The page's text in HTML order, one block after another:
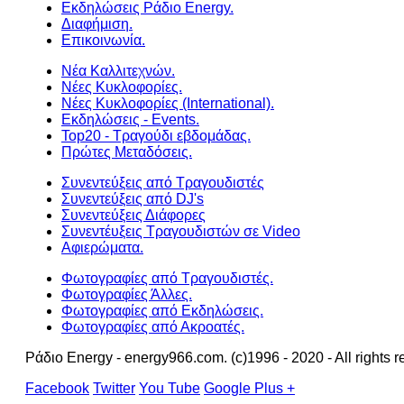
Εκδηλώσεις Ράδιο Energy.
Διαφήμιση.
Επικοινωνία.
Νέα Καλλιτεχνών.
Νέες Κυκλοφορίες.
Νέες Κυκλοφορίες (International).
Εκδηλώσεις - Events.
Top20 - Τραγούδι εβδομάδας.
Πρώτες Μεταδόσεις.
Συνεντεύξεις από Τραγουδιστές
Συνεντεύξεις από DJ's
Συνεντεύξεις Διάφορες
Συνεντέυξεις Τραγουδιστών σε Video
Αφιερώματα.
Φωτογραφίες από Τραγουδιστές.
Φωτογραφίες Άλλες.
Φωτογραφίες από Εκδηλώσεις.
Φωτογραφίες από Ακροατές.
Ράδιο Energy - energy966.com. (c)1996 - 2020 - All rights
Facebook Twitter You Tube Google Plus +